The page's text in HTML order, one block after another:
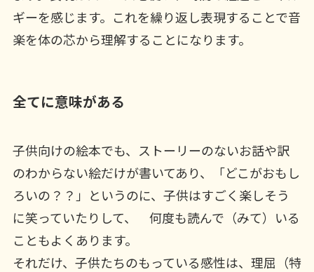
ギーを感じます。これを繰り返し表現することで音
楽を体の芯から理解することになります。
全てに意味がある
子供向けの絵本でも、ストーリーのないお話や訳
のわからない絵だけが書いてあり、「どこがおもし
ろいの？？」というのに、子供はすごく楽しそう
に笑っていたりして、 何度も読んで（みて）いる
こともよくあります。
それだけ、子供たちのもっている感性は、理屈（特